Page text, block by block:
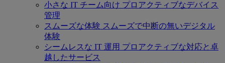
小さな IT チーム向け プロアクティブなデバイス
管理
スムーズな体験 スムーズで中断の無いデジタル
体験
シームレスな IT 運用 プロアクティブな対応と卓
越したサービス